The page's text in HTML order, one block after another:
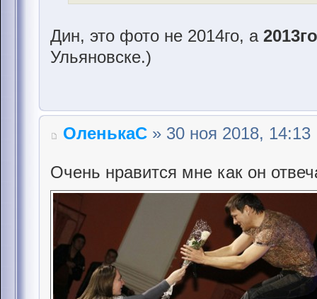
Дин, это фото не 2014го, а 2013го
Ульяновске.)
ОленькаС » 30 ноя 2018, 14:13
Очень нравится мне как он